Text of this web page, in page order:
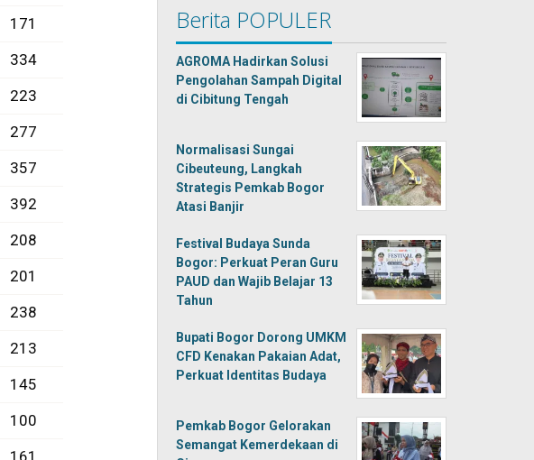
171
334
223
277
357
392
208
201
238
213
145
100
161
Berita POPULER
AGROMA Hadirkan Solusi
Pengolahan Sampah Digital
di Cibitung Tengah
Normalisasi Sungai
Cibeuteung, Langkah
Strategis Pemkab Bogor
Atasi Banjir
Festival Budaya Sunda
Bogor: Perkuat Peran Guru
PAUD dan Wajib Belajar 13
Tahun
Bupati Bogor Dorong UMKM
CFD Kenakan Pakaian Adat,
Perkuat Identitas Budaya
Pemkab Bogor Gelorakan
Semangat Kemerdekaan di